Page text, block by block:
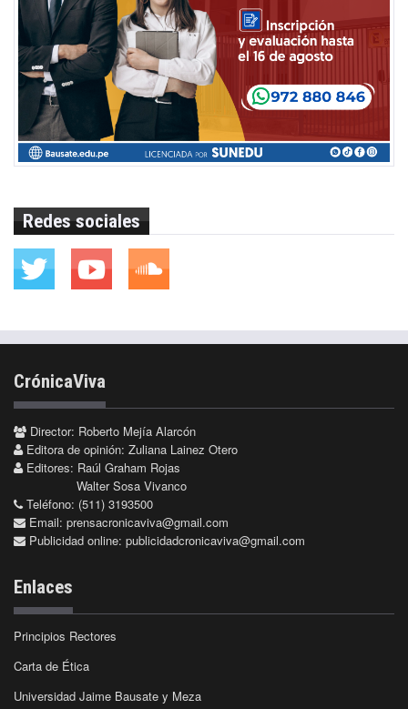
Redes sociales
CrónicaViva
Director: Roberto Mejía Alarcón
Editora de opinión: Zuliana Lainez Otero
Editores: Raúl Graham Rojas
Walter Sosa Vivanco
Teléfono: (511) 3193500
Email: prensacronicaviva@gmail.com
Publicidad online: publicidadcronicaviva@gmail.com
Enlaces
Principios Rectores
Carta de Ética
Universidad Jaime Bausate y Meza